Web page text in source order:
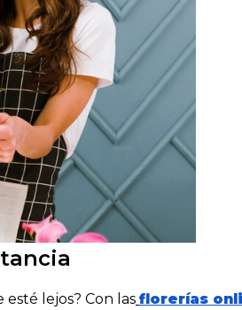
esté lejos? Con las florerías